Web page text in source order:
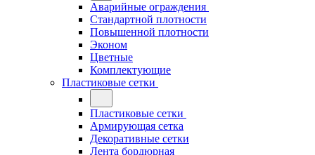
Аварийные ограждения
Стандартной плотности
Повышенной плотности
Эконом
Цветные
Комплектующие
Пластиковые сетки
Пластиковые сетки
Армирующая сетка
Декоративные сетки
Лента бордюрная